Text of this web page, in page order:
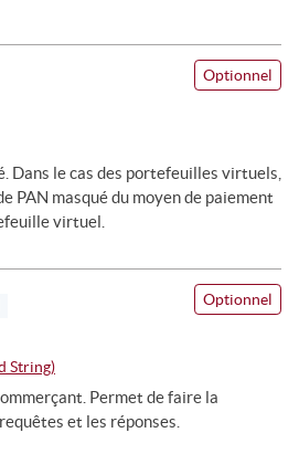
Optionnel
Dans le cas des portefeuilles virtuels,
PAN masqué du moyen de paiement
virtuel.
Optionnel
String)
Permet de faire la
et les réponses.